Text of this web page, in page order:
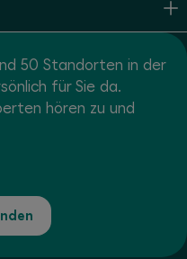
50 Standorten in der
für Sie da.
hören zu und